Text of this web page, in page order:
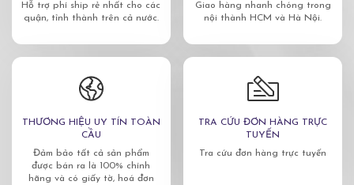
Hỗ trợ phí ship rẻ nhất cho các
quận, tỉnh thành trên cả nước.
Giao hàng nhanh chóng trong
nội thành HCM và Hà Nội.
THƯƠNG HIỆU UY TÍN TOÀN
CẦU
Đảm bảo tất cả sản phẩm
được bán ra là 100% chính
hãng và có giấy tờ, hoá đơn
TRA CỨU ĐƠN HÀNG TRỰC
TUYẾN
Tra cứu đơn hàng trực tuyến